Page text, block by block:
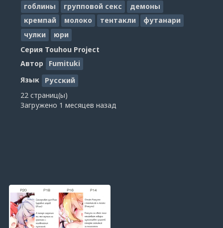
гоблины
групповой секс
демоны
кремпай
молоко тентакли
футанари
чулки
юри
Серия Touhou Project
Автор
Fumituki
Язык
Русский
22 страниц(ы)
Загружено 1 месяцев назад